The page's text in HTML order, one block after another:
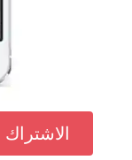
الاشتراك